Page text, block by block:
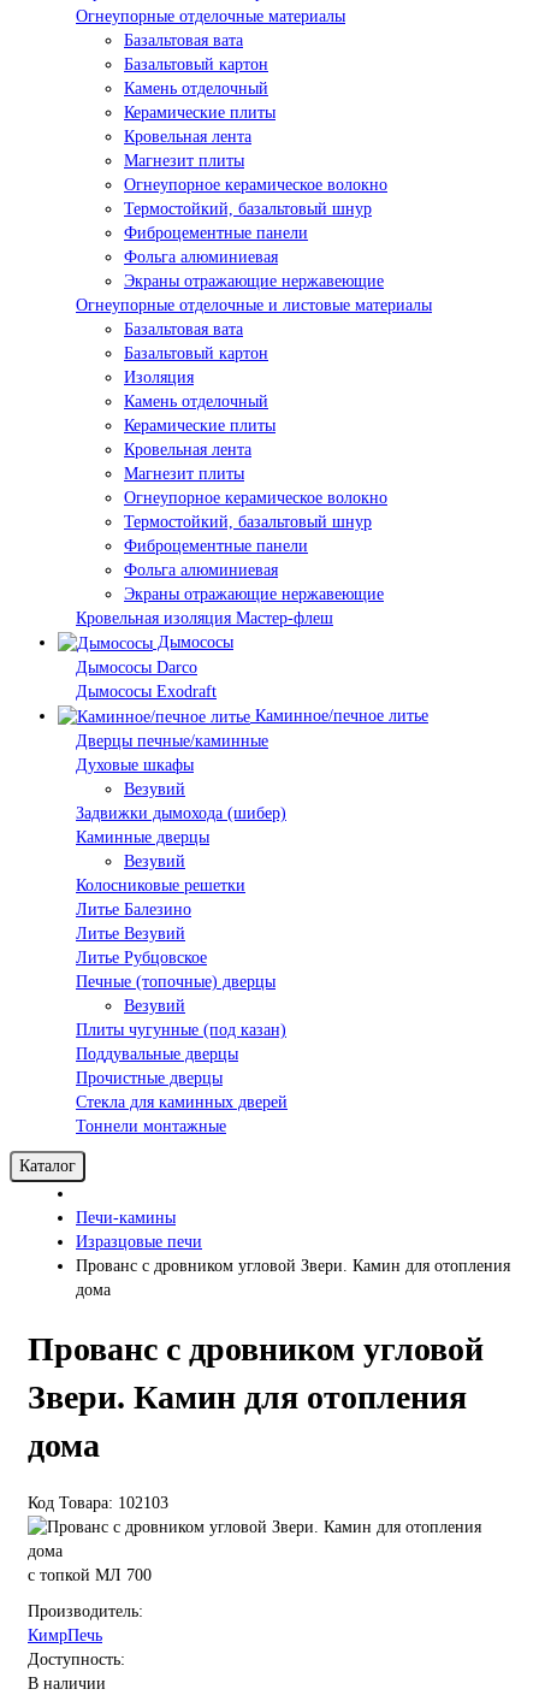
Огнеупорные отделочные материалы
Базальтовая вата
Базальтовый картон
Камень отделочный
Керамические плиты
Кровельная лента
Магнезит плиты
Огнеупорное керамическое волокно
Термостойкий, базальтовый шнур
Фиброцементные панели
Фольга алюминиевая
Экраны отражающие нержавеющие
Огнеупорные отделочные и листовые материалы
Базальтовая вата
Базальтовый картон
Изоляция
Камень отделочный
Керамические плиты
Кровельная лента
Магнезит плиты
Огнеупорное керамическое волокно
Термостойкий, базальтовый шнур
Фиброцементные панели
Фольга алюминиевая
Экраны отражающие нержавеющие
Кровельная изоляция Мастер-флеш
Дымососы
Дымососы Darco
Дымососы Exodraft
Каминное/печное литье
Дверцы печные/каминные
Духовые шкафы
Везувий
Задвижки дымохода (шибер)
Каминные дверцы
Везувий
Колосниковые решетки
Литье Балезино
Литье Везувий
Литье Рубцовское
Печные (топочные) дверцы
Везувий
Плиты чугунные (под казан)
Поддувальные дверцы
Прочистные дверцы
Стекла для каминных дверей
Тоннели монтажные
Каталог
Печи-камины
Изразцовые печи
Прованс с дровником угловой Звери. Камин для отопления
дома
Прованс с дровником угловой
Звери. Камин для отопления
дома
Код Товара: 102103
с топкой МЛ 700
Производитель:
КимрПечь
Доступность:
В наличии